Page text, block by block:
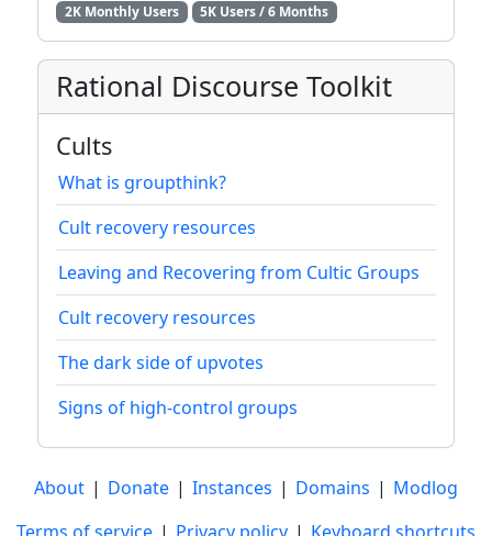
2K Monthly Users
5K Users / 6 Months
Rational Discourse Toolkit
Cults
What is groupthink?
Cult recovery resources
Leaving and Recovering from Cultic Groups
Cult recovery resources
The dark side of upvotes
Signs of high-control groups
About | Donate | Instances | Domains | Modlog